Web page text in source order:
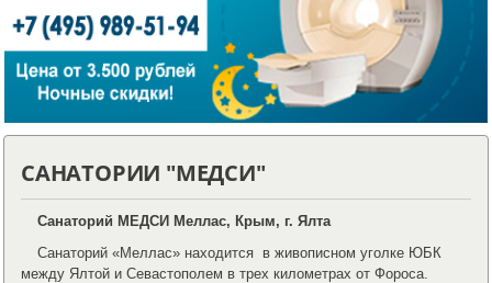
САНАТОРИИ "МЕДСИ"
Санаторий МЕДСИ Меллас, Крым, г. Ялта
Санаторий «Меллас» находится в живописном уголке ЮБК
между Ялтой и Севастополем в трех километрах от Фороса.